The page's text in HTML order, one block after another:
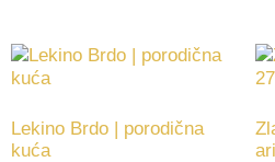
Lekino Brdo | porodična
kuća
ari